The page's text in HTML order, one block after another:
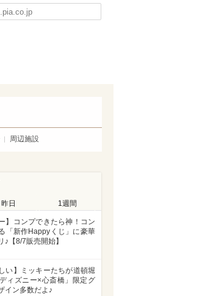
周辺施設
昨日 1週間
】コンプできたら神！コン
「新作Happyくじ」に豪華
♪【8/7販売開始】
い】ミッキーたちが道頓堀
ィズニー×心斎橋」限定グ
イン多数だよ♪